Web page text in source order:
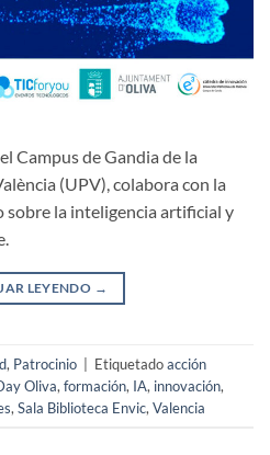
Campus de Gandia de la
(UPV), colabora con la
sobre la inteligencia artificial y
LEYENDO →
, Patrocinio Etiquetadoacción
Oliva, formación, IA, innovación,
, Sala Biblioteca Envic, Valencia